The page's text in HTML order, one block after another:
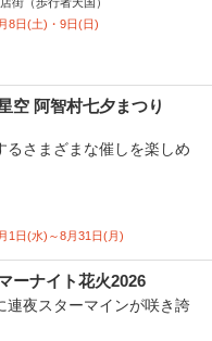
8日(土)・9日(日)
空 阿智村七夕まつり
るさまざまな催しを楽しめ
1日(水)～8月31日(月)
ーナイト花火2026
連夜スターマインが咲き誇